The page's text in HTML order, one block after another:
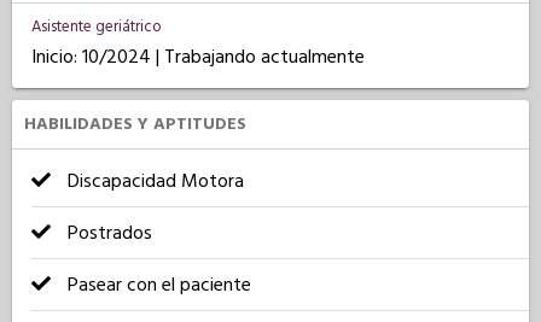
Asistente geriátrico
Inicio: 10/2024 | Trabajando actualmente
HABILIDADES Y APTITUDES
Discapacidad Motora
Postrados
Pasear con el paciente